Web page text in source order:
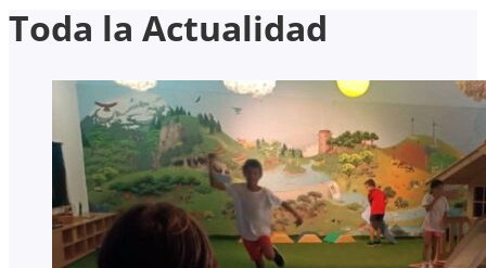
Toda la Actualidad